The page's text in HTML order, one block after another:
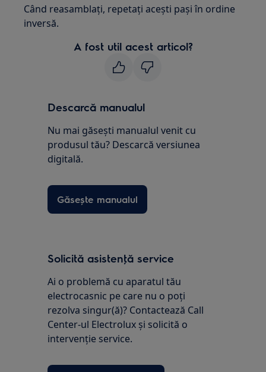
Când reasamblați, repetați acești pași în ordine
inversă.
A fost util acest articol?
Descarcă manualul
Nu mai găsești manualul venit cu
produsul tău? Descarcă versiunea
digitală.
Găsește manualul
Solicită asistenţă service
Ai o problemă cu aparatul tău
electrocasnic pe care nu o poţi
rezolva singur(ă)? Contactează Call
Center-ul Electrolux și solicită o
intervenţie service.